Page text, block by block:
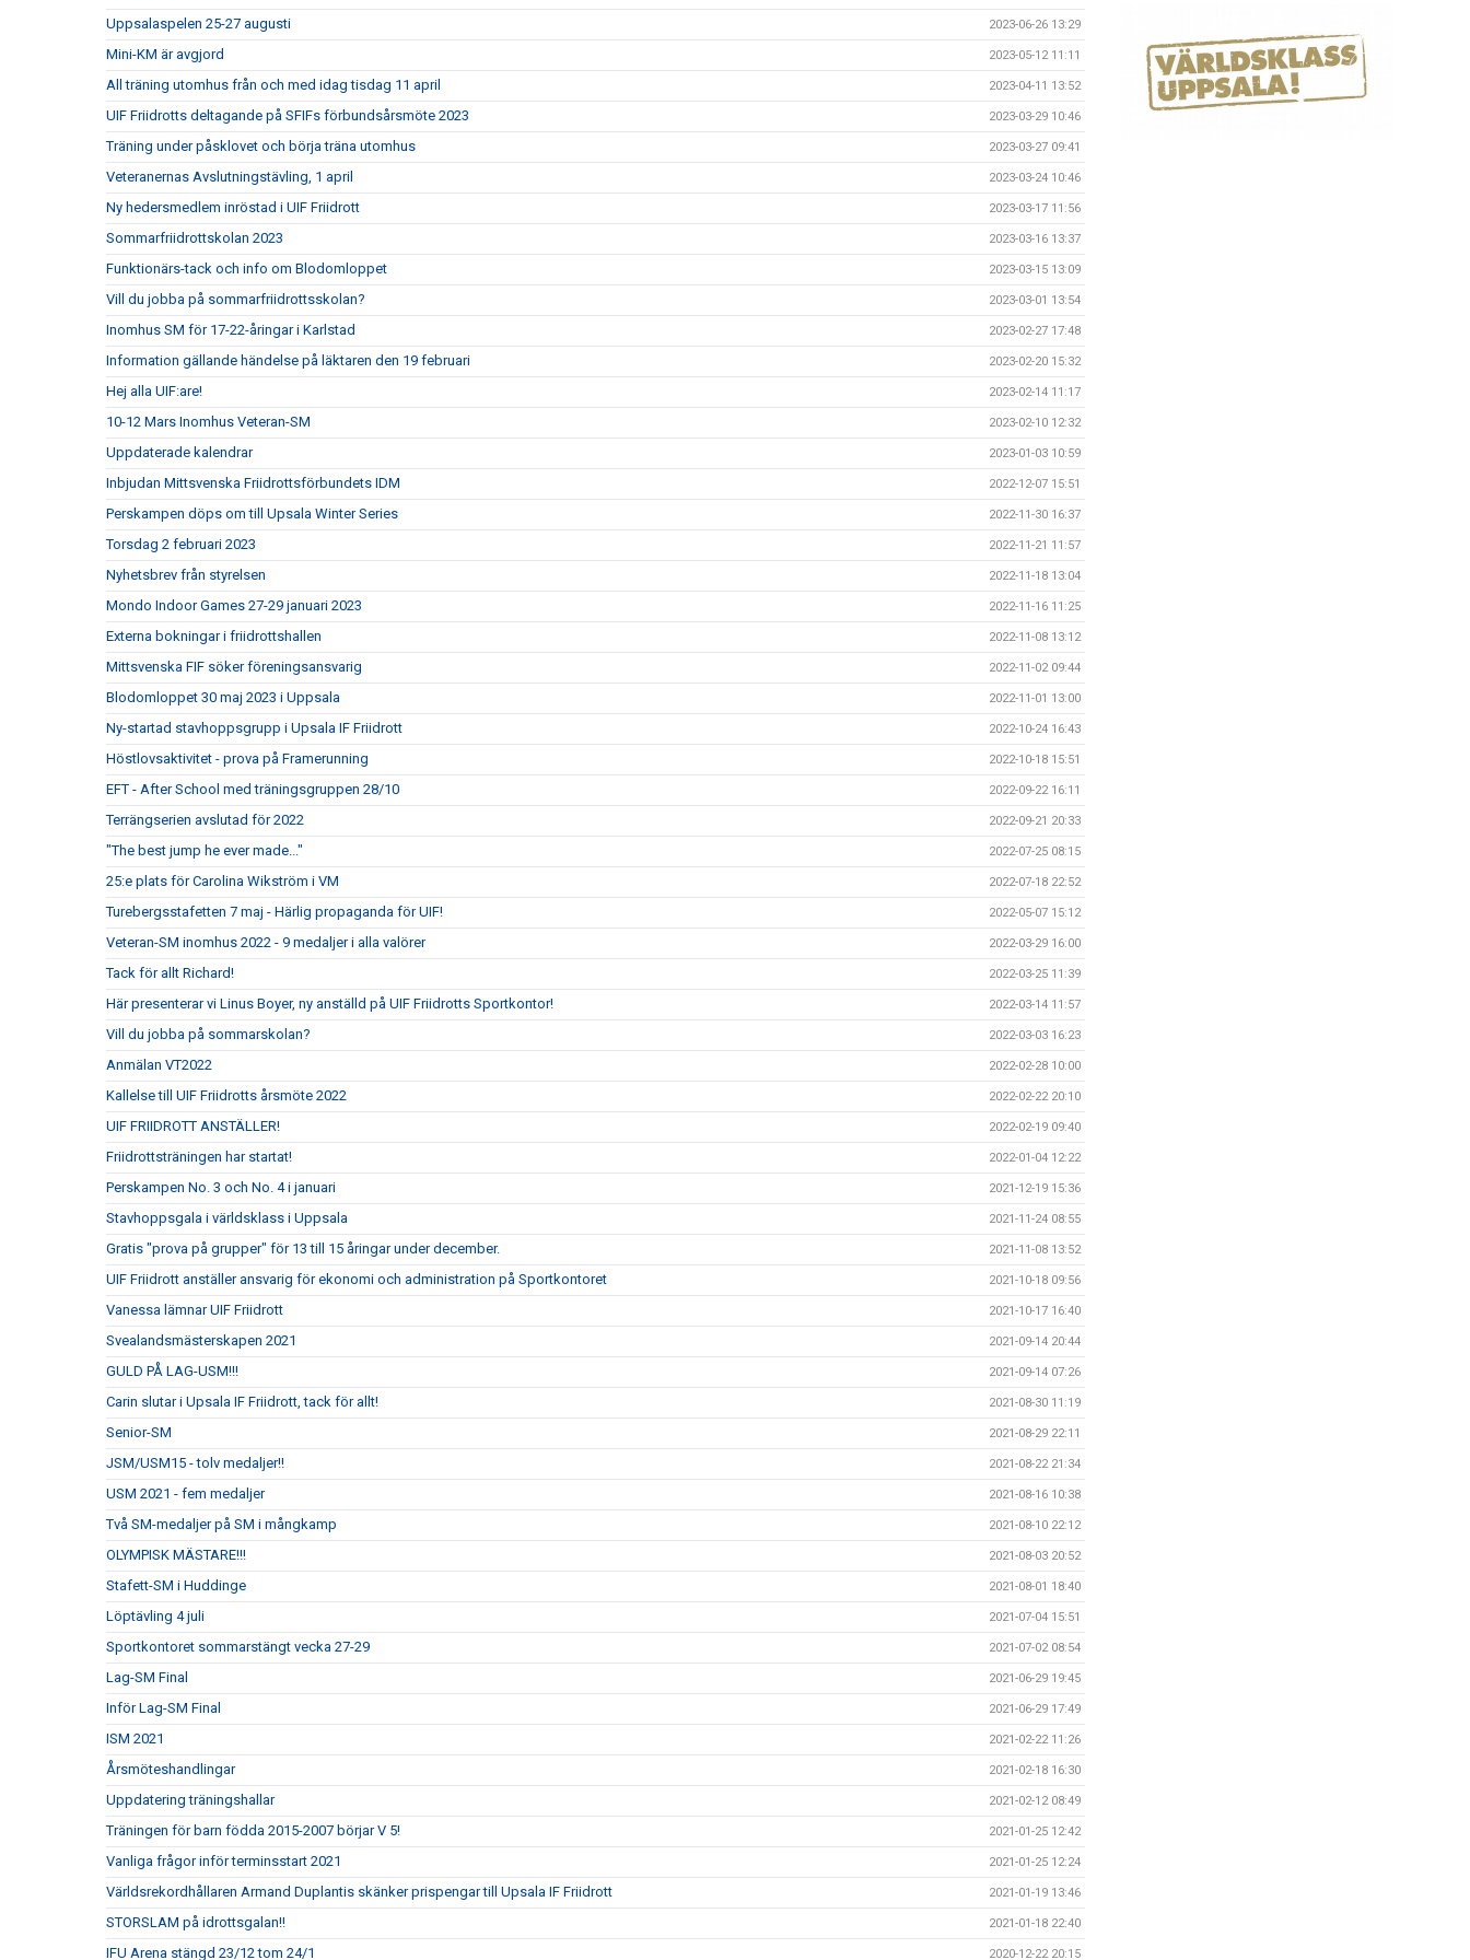
Uppsalaspelen 25-27 augusti 2023-06-26 13:29
Mini-KM är avgjord 2023-05-12 11:11
All träning utomhus från och med idag tisdag 11 april 2023-04-11 13:52
UIF Friidrotts deltagande på SFIFs förbundsårsmöte 2023 2023-03-29 10:46
Träning under påsklovet och börja träna utomhus 2023-03-27 09:41
Veteranernas Avslutningstävling, 1 april 2023-03-24 10:46
Ny hedersmedlem inröstad i UIF Friidrott 2023-03-17 11:56
Sommarfriidrottskolan 2023 2023-03-16 13:37
Funktionärs-tack och info om Blodomloppet 2023-03-15 13:09
Vill du jobba på sommarfriidrottsskolan? 2023-03-01 13:54
Inomhus SM för 17-22-åringar i Karlstad 2023-02-27 17:48
Information gällande händelse på läktaren den 19 februari 2023-02-20 15:32
Hej alla UIF:are! 2023-02-14 11:17
10-12 Mars Inomhus Veteran-SM 2023-02-10 12:32
Uppdaterade kalendrar 2023-01-03 10:59
Inbjudan Mittsvenska Friidrottsförbundets IDM 2022-12-07 15:51
Perskampen döps om till Upsala Winter Series 2022-11-30 16:37
Torsdag 2 februari 2023 2022-11-21 11:57
Nyhetsbrev från styrelsen 2022-11-18 13:04
Mondo Indoor Games 27-29 januari 2023 2022-11-16 11:25
Externa bokningar i friidrottshallen 2022-11-08 13:12
Mittsvenska FIF söker föreningsansvarig 2022-11-02 09:44
Blodomloppet 30 maj 2023 i Uppsala 2022-11-01 13:00
Ny-startad stavhoppsgrupp i Upsala IF Friidrott 2022-10-24 16:43
Höstlovsaktivitet - prova på Framerunning 2022-10-18 15:51
EFT - After School med träningsgruppen 28/10 2022-09-22 16:11
Terrängserien avslutad för 2022 2022-09-21 20:33
"The best jump he ever made..." 2022-07-25 08:15
25:e plats för Carolina Wikström i VM 2022-07-18 22:52
Turebergsstafetten 7 maj - Härlig propaganda för UIF! 2022-05-07 15:12
Veteran-SM inomhus 2022 - 9 medaljer i alla valörer 2022-03-29 16:00
Tack för allt Richard! 2022-03-25 11:39
Här presenterar vi Linus Boyer, ny anställd på UIF Friidrotts Sportkontor! 2022-03-14 11:57
Vill du jobba på sommarskolan? 2022-03-03 16:23
Anmälan VT2022 2022-02-28 10:00
Kallelse till UIF Friidrotts årsmöte 2022 2022-02-22 20:10
UIF FRIIDROTT ANSTÄLLER! 2022-02-19 09:40
Friidrottsträningen har startat! 2022-01-04 12:22
Perskampen No. 3 och No. 4 i januari 2021-12-19 15:36
Stavhoppsgala i världsklass i Uppsala 2021-11-24 08:55
Gratis "prova på grupper" för 13 till 15 åringar under december. 2021-11-08 13:52
UIF Friidrott anställer ansvarig för ekonomi och administration på Sportkontoret 2021-10-18 09:56
Vanessa lämnar UIF Friidrott 2021-10-17 16:40
Svealandsmästerskapen 2021 2021-09-14 20:44
GULD PÅ LAG-USM!!! 2021-09-14 07:26
Carin slutar i Upsala IF Friidrott, tack för allt! 2021-08-30 11:19
Senior-SM 2021-08-29 22:11
JSM/USM15 - tolv medaljer!! 2021-08-22 21:34
USM 2021 - fem medaljer 2021-08-16 10:38
Två SM-medaljer på SM i mångkamp 2021-08-10 22:12
OLYMPISK MÄSTARE!!! 2021-08-03 20:52
Stafett-SM i Huddinge 2021-08-01 18:40
Löptävling 4 juli 2021-07-04 15:51
Sportkontoret sommarstängt vecka 27-29 2021-07-02 08:54
Lag-SM Final 2021-06-29 19:45
Inför Lag-SM Final 2021-06-29 17:49
ISM 2021 2021-02-22 11:26
Årsmöteshandlingar 2021-02-18 16:30
Uppdatering träningshallar 2021-02-12 08:49
Träningen för barn födda 2015-2007 börjar V 5! 2021-01-25 12:42
Vanliga frågor inför terminsstart 2021 2021-01-25 12:24
Världsrekordhållaren Armand Duplantis skänker prispengar till Upsala IF Friidrott 2021-01-19 13:46
STORSLAM på idrottsgalan!! 2021-01-18 22:40
IFU Arena stängd 23/12 tom 24/1 2020-12-22 20:15